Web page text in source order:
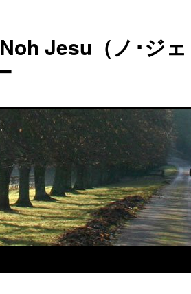
Jesu（ノ･ジェ